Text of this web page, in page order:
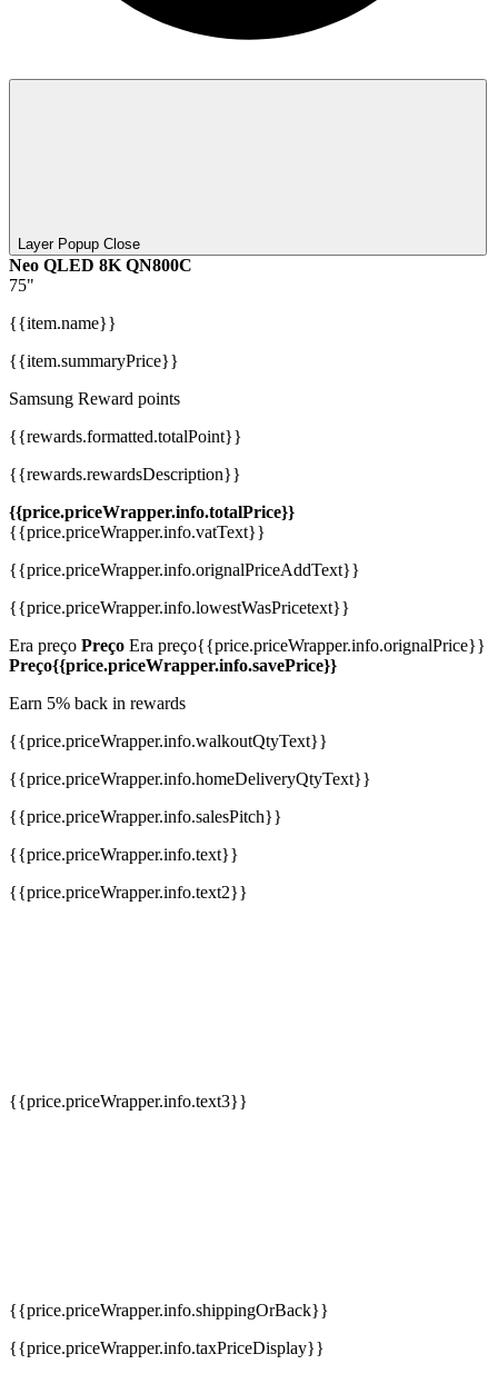
Layer Popup Close
Neo QLED 8K QN800C
75"
{{item.name}}
{{item.summaryPrice}}
Samsung Reward points
{{rewards.formatted.totalPoint}}
{{rewards.rewardsDescription}}
{{price.priceWrapper.info.totalPrice}}
{{price.priceWrapper.info.vatText}}
{{price.priceWrapper.info.orignalPriceAddText}}
{{price.priceWrapper.info.lowestWasPricetext}}
Era preço Preço Era preço{{price.priceWrapper.info.orignalPrice}}
Preço{{price.priceWrapper.info.savePrice}}
Earn 5% back in rewards
{{price.priceWrapper.info.walkoutQtyText}}
{{price.priceWrapper.info.homeDeliveryQtyText}}
{{price.priceWrapper.info.salesPitch}}
{{price.priceWrapper.info.text}}
{{price.priceWrapper.info.text2}}
{{price.priceWrapper.info.text3}}
{{price.priceWrapper.info.shippingOrBack}}
{{price.priceWrapper.info.taxPriceDisplay}}